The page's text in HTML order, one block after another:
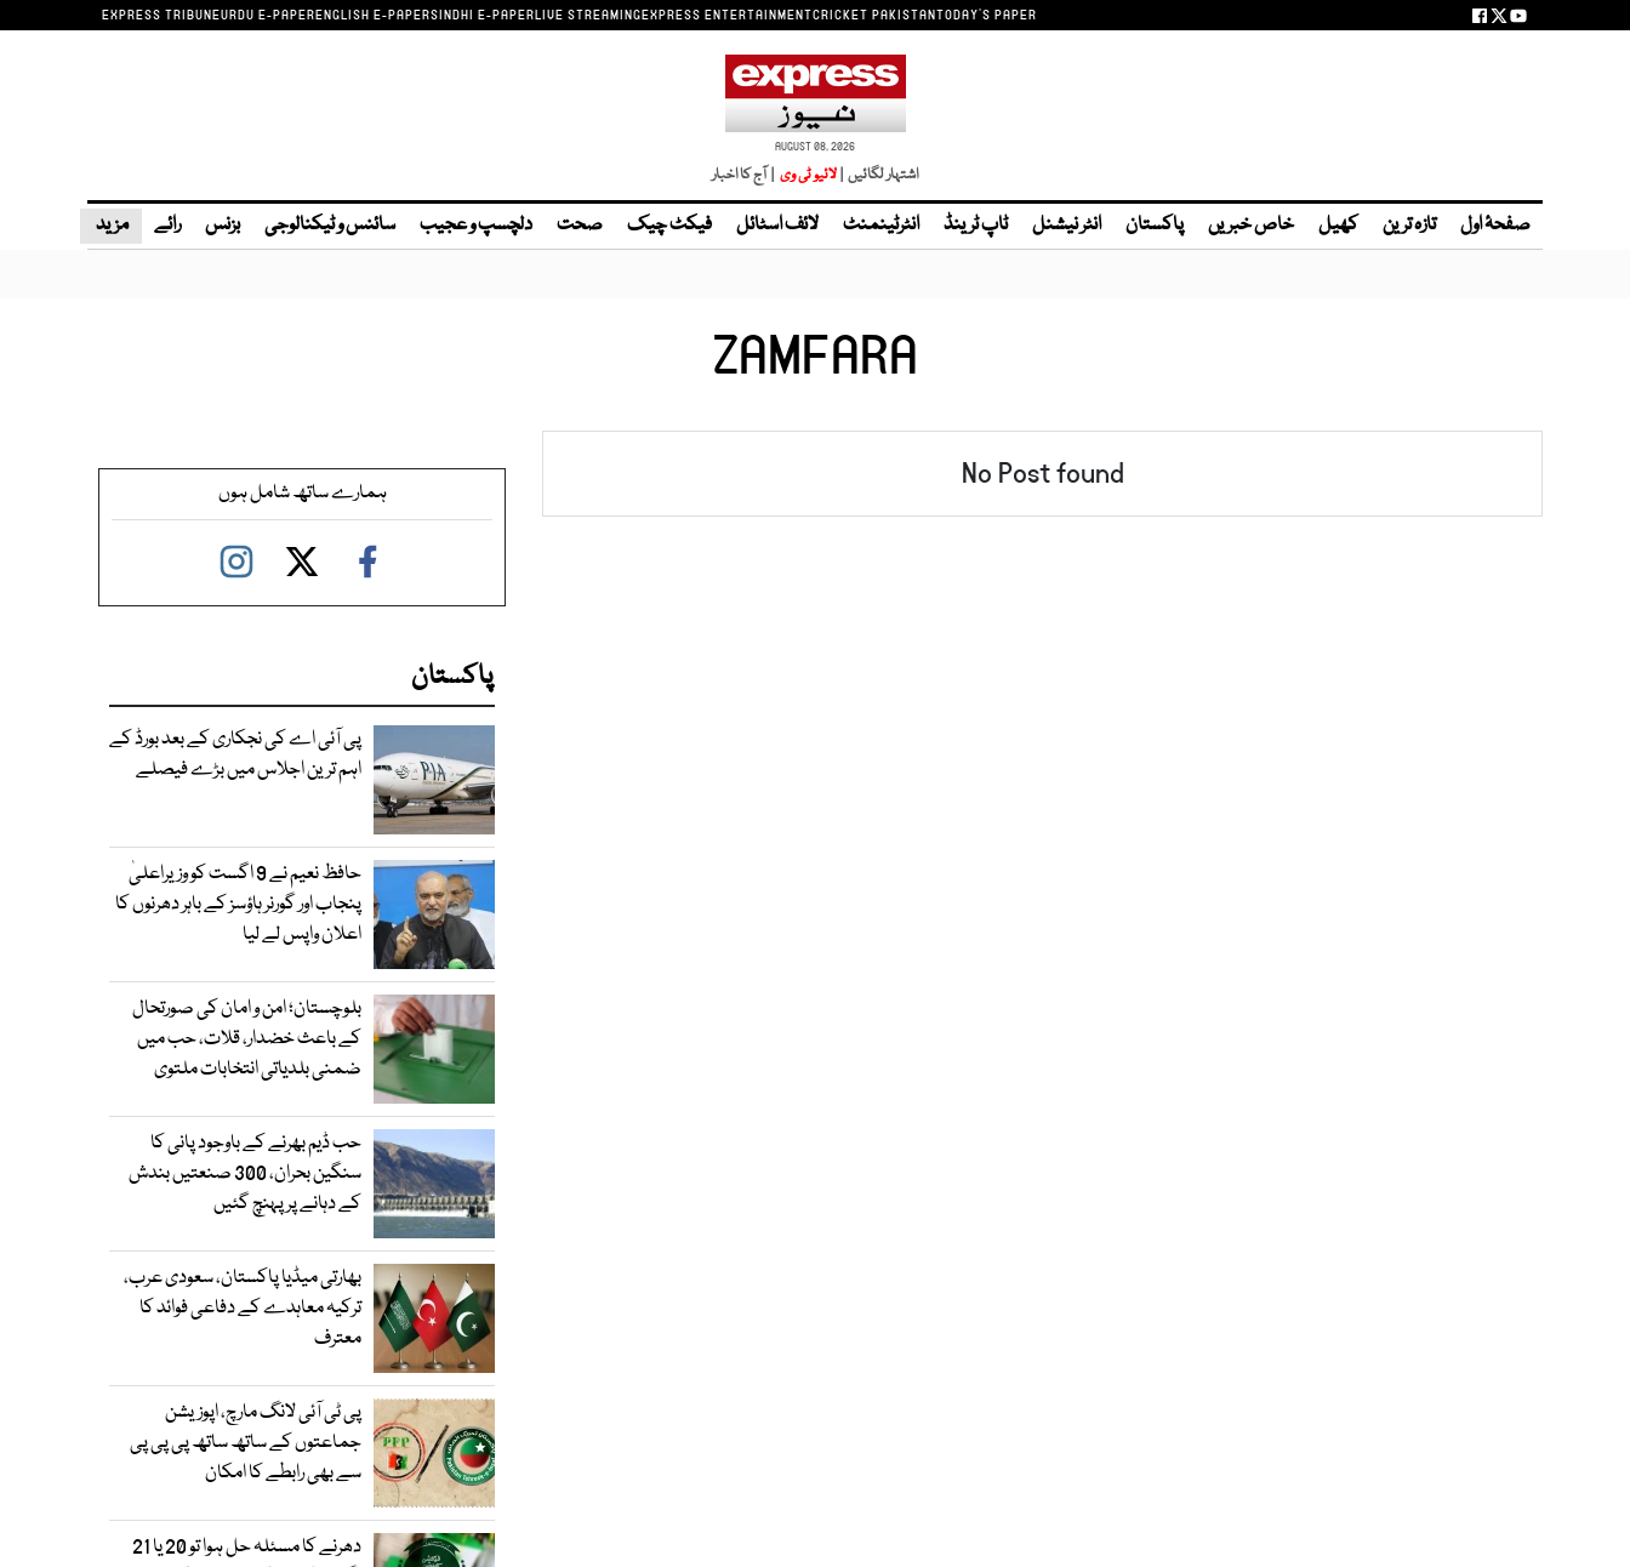
EXPRESS TRIBUNEURDU E-PAPERENGLISH E-PAPERSINDHI E-PAPERLIVE STREAMINGEXPRESS ENTERTAINMENTCRICKET PAKISTANTODAY'S PAPER
AUGUST 08, 2026
اشتہار لگائیں | | آج کا اخبار
صفحۂ اول تازہ ترین کھیل خاص خبریں پاکستان انٹر نیشنل ٹاپ ٹرینڈ انٹرٹینمنٹ لائف اسٹائل فیکٹ چیک صحت دلچسپ و عجیب سائنس و ٹیکنالوجی بزنس رائے مزید
ZAMFARA
No Post found ہمارے ساتھ شامل ہوں
پاکستان
پی آئی اے کی نجکاری کے بعد بورڈ کے
اہم ترین اجلاس میں بڑے فیصلے
حافظ نعیم نے 9 اگست کو وزیراعلیٰ
پنجاب اور گورنر ہاؤسز کے باہر دھرنوں کا
اعلان واپس لے لیا
بلوچستان؛ امن و امان کی صورتحال
کے باعث خضدار، قلات، حب میں
ضمنی بلدیاتی انتخابات ملتوی
حب ڈیم بھرنے کے باوجود پانی کا
سنگین بحران، 300 صنعتیں بندش
کے دہانے پر پہنچ گئیں
بھارتی میڈیا پاکستان، سعودی عرب،
ترکیہ معاہدے کے دفاعی فوائد کا
معترف
پی ٹی آئی لانگ مارچ، اپوزیشن
جماعتوں کے ساتھ ساتھ پی پی پی
سے بھی رابطے کا امکان
دھرنے کا مسئلہ حل ہوا تو 20 یا 21